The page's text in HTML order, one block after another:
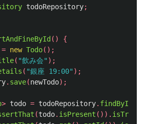
todoRepository;
()
{
= new Todo();
( "飲み会" );
( "銀座 19:00" );
. save(newTodo);
> todo = todoRepository. findById
(todo. isPresent ()). isTrue